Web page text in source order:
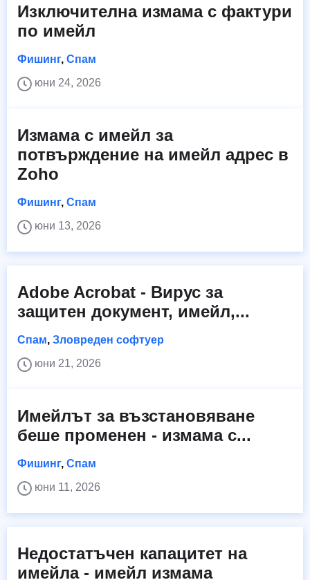
Изключителна измама с фактури
по имейл
Фишинг, Спам
юни 24, 2026
Измама с имейл за
потвърждение на имейл адрес в
Zoho
Фишинг, Спам
юни 13, 2026
Adobe Acrobat - Вирус за
защитен документ, имейл,...
Спам, Зловреден софтуер
юни 21, 2026
Имейлът за възстановяване
беше променен - измама с...
Фишинг, Спам
юни 11, 2026
Недостатъчен капацитет на
имейла - имейл измама